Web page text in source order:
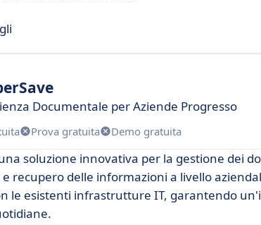
Documentale per Aziende Progresso
Prova gratuita Demo gratuita
soluzione innovativa per la gestione dei
recupero delle informazioni a livello
le esistenti infrastrutture IT, garantendo